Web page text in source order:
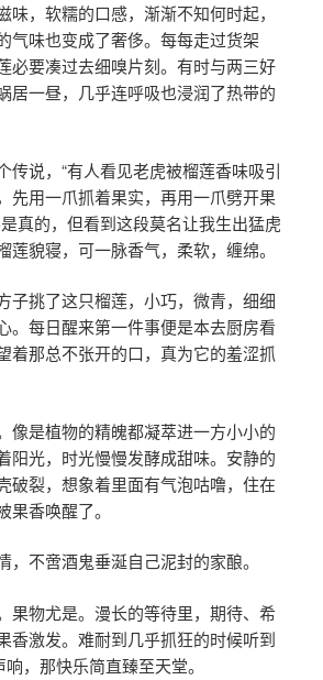
味，软糯的口感，渐渐不知何时起，
气味也变成了奢侈。每每走过货架
必要凑过去细嗅片刻。有时与两三好
居一昼，几乎连呼吸也浸润了热带的
传说，“有人看见老虎被榴莲香味吸引
先用一爪抓着果实，再用一爪劈开果
真的，但看到这段莫名让我生出猛虎
莲貌寝，可一脉香气，柔软，缠绵。
子挑了这只榴莲，小巧，微青，细细
。每日醒来第一件事便是本去厨房看
那总不张开的口，真为它的羞涩抓
像是植物的精魄都凝萃进一方小小的
阳光，时光慢慢发酵成甜味。安静的
破裂，想象着里面有气泡咕噜，住在
香唤醒了。
，不啻酒鬼垂涎自己泥封的家酿。
果物尤是。漫长的等待里，期待、希
激发。难耐到几乎抓狂的时候听到
，那快乐简直臻至天堂。